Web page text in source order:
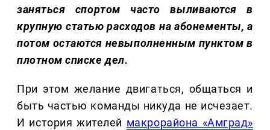
заняться спортом часто выливаются в
крупную статью расходов на абонементы, а
потом остаются невыполненным пунктом в
плотном списке дел.
При этом желание двигаться, общаться и
быть частью команды никуда не исчезает.
И история жителей макрорайона «Амград»